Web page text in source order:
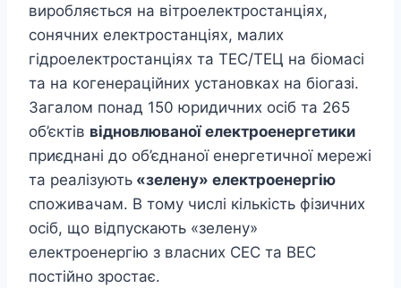
виробляється на вітроелектростанціях,
сонячних електростанціях, малих
гідроелектростанціях та ТЕС/ТЕЦ на біомасі
та на когенераційних установках на біогазі.
Загалом понад 150 юридичних осіб та 265
об’єктів відновлюваної електроенергетики
приєднані до об’єднаної енергетичної мережі
та реалізують «зелену» електроенергію
споживачам. В тому числі кількість фізичних
осіб, що відпускають «зелену»
електроенергію з власних СЕС та ВЕС
постійно зростає.